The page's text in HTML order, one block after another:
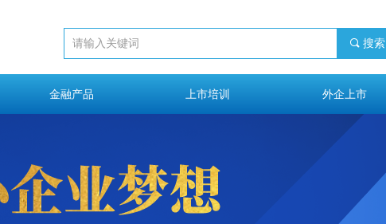
金融产品 上市培训 外企上市
끠 搜索